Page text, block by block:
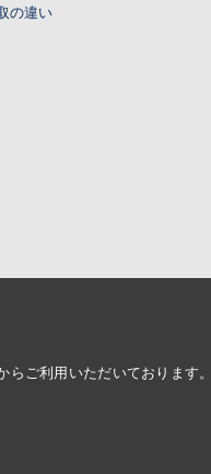
の違い
ご利用いただいております。